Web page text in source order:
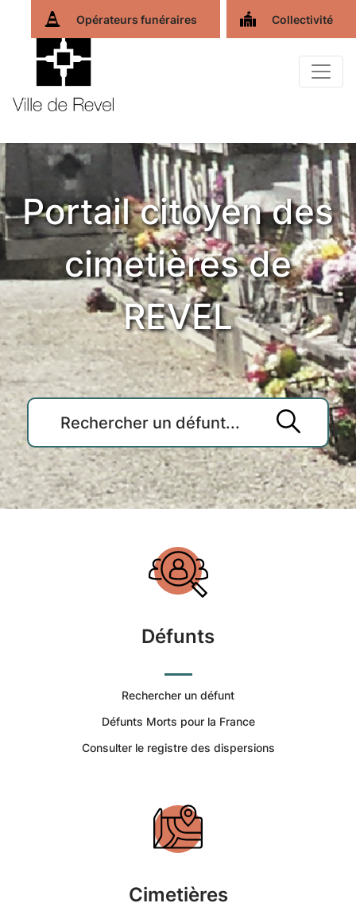
Opérateurs funéraires Collectivité
Portail citoyen des
cimetières de
REVEL
Accueil
du
Commune
de
Revel
Portail
Citoyen
Commune
Défunts
Rechercher un défunt
Défunts Morts pour la France
Consulter le registre des dispersions
Cimetières